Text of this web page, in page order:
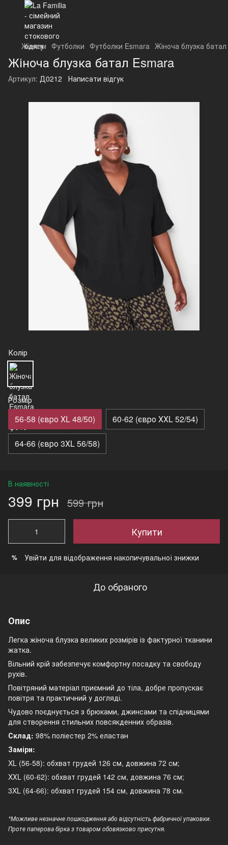
Жінкам Футболки Футболки Esmara Жіноча блузка
Жіноча блузка батал Esmara
Артикул: Д0212 Написати відгук
Колір
Розмір
56-58 (євро ХL 48/50) 60-62 (євро ХХL 52/54)
64-66 (євро 3ХL 56/58)
В наявності
399 грн 599 грн
Купити
% Увійти для відображення накопичувальної знижки
До обраного
Опис
Легка жіноча блузка великих розмірів із фактурної тканини
жатка.
Вільний крій забезпечує комфортну посадку та свободу
рухів.
Повітряний матеріал приємний до тіла, добре пропускає
повітря та практичний у догляді.
Чудово поєднується з брюками, джинсами та спідницями
для створення стильних повсякденних образів.
Склад: 98% поліестер 2% еластан
Заміри:
XL (56-58): обхват грудей 126 см, довжина 72 см;
XХL (60-62): обхват грудей 142 см, довжина 76 см;
3XL (64-66): обхват грудей 154 см, довжина 78 см.
*Можливе незначне пошкодження або відсутність фабричної упаковки.
Проте паперова бірка з товаром обовязково присутня.